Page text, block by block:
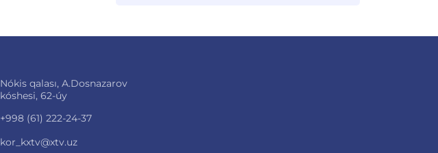
Nókis qalası, A.Dosnazarov
kóshesi, 62-úy
+998 (61) 222-24-37
kor_kxtv@xtv.uz